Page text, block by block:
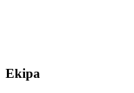
Ekipa